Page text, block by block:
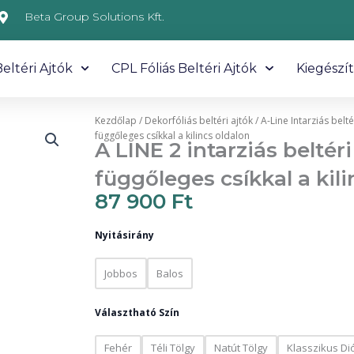
Beta Group Solutions Kft.
Ajtók CPL Fóliás Beltéri Ajtók
Kezdőlap / Dekorfóliás beltéri ajtók/A-Line Intarziás
függőleges csíkkal a kilincs oldalon
A LINE 2 intarziás
függőleges csíkkal a
87 900 Ft
Nyitásirány
Jobbos Balos
Választható Szín
Fehér Téli Tölgy Natút Tölgy Klasszikus